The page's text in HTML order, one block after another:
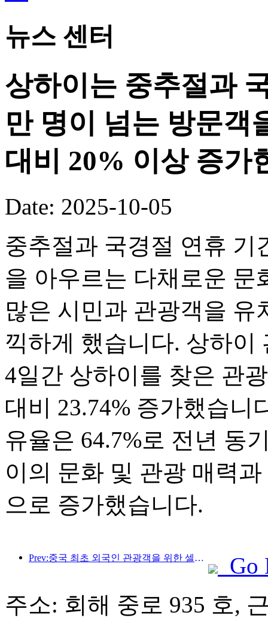
뉴스 센터
상하이는 중추절과
만 명이 넘는 방문객
대비 20% 이상 증가
Date: 2025-10-05
중추절과 국경절 연휴 기
을 아우르는 다채로운 문
많은 시민과 관광객을
끽하게 했습니다. 상하이
4일간 상하이를 찾은 관
대비 23.74% 증가했습니
유율은 64.7%로 전년 동
이의 문화 및 관광 매력
으로 증가했습니다.
Prev:중국 최초 외국인 관광객을 위한 셀프서비스 문화관광 소비 시스템 상하이에 출시
Go
주소: 회해 중로 935 호,